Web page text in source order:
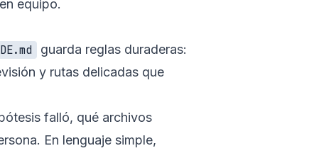
equipo.
guarda reglas duraderas:
y rutas delicadas que
falló, qué archivos
En lenguaje simple,